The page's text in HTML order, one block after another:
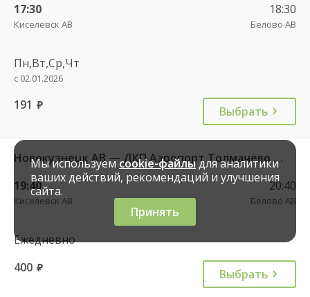
17:30
Киселевск АВ
18:30
Белово АВ
Пн,Вт,Ср,Чт
с 02.01.2026
191 руб. Выбрать
Новокузнецк АВ — ДКП Аэропорт Толмачево г.Обь-2 9224
19:40
Киселевск АВ
20:40
Белово АВ
Ежедневно
400 руб. Выбрать
Мы используемcookie-файлыдля аналитики
ваших действий, рекомендаций и улучшения
сайта.
Принять